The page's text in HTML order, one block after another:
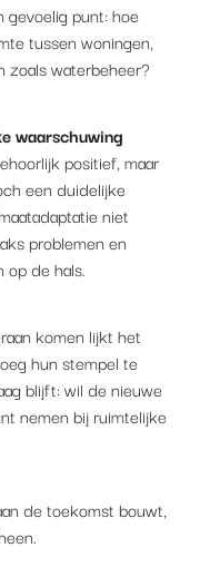
punt: hoe
tussen woningen,
zoals waterbeheer?
waarschuwing
positief, maar
een duidelijke
niet
problemen en
op de hals.
komen lijkt het
hun stempel te
blijft: wil de nieuwe
nemen bij ruimtelijke
de toekomst bouwt,